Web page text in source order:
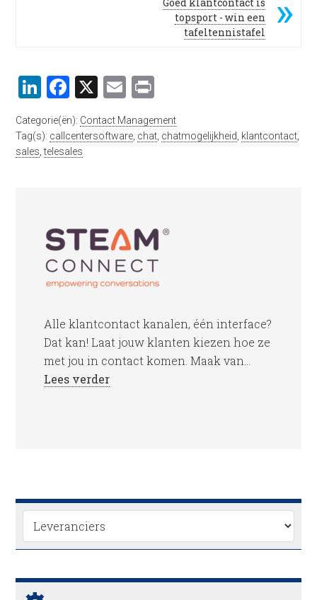
topsport - win een
tafeltennistafel
LinkedIn
Facebook
X Email
Categorie(ën): Contact Management
Tag(s): callcentersoftware chat chatmogelijkheid klantcontact
sales ,telesales
Alle klantcontact kanalen, één interface?
Dat kan! Laat jouw klanten kiezen hoe ze
met jou in contact komen. Maak van...
Lees verder